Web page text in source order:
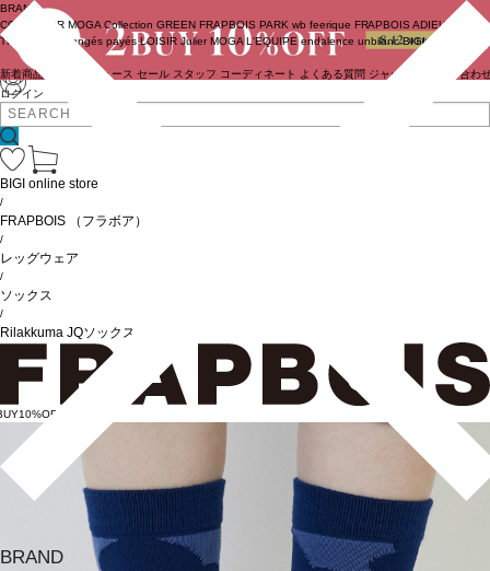
ログイン
BRAND
COUTURIER MOGA Collection GREEN FRAPBOIS PARK wb feerique FRAPBOIS ADIEU
TRISTESSE
congés payés LOISIR Julier MOGA L'EQUIPE endalence unbilanc BIGI online store
新着商品 ニュース セール スタッフ コーディネート よくある質問 ジャーナル お問い合わ
BRAND
BIGI online store
/
FRAPBOIS （フラボア）
/
レッグウェア
/
ソックス
/
Rilakkuma JQソックス